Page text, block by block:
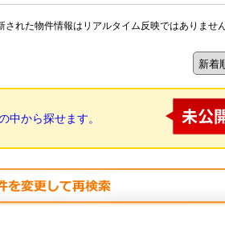
もしくは24時間対応可能「内覧予約・お
れた物件情報はリアルタイム反映ではありませ
中から探せます。